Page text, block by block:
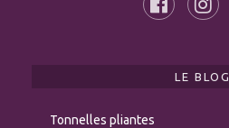
LE BLOG
Tonnelles pliantes